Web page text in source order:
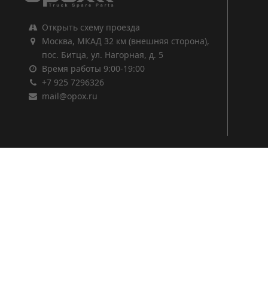
Открыть схему проезда
Москва, МКАД 32 км (внешняя сторона),
пос. Битца, ул. Нагорная, д. 5
Время работы 9:00-19:00
+7 925 7296326
mail@opox.ru